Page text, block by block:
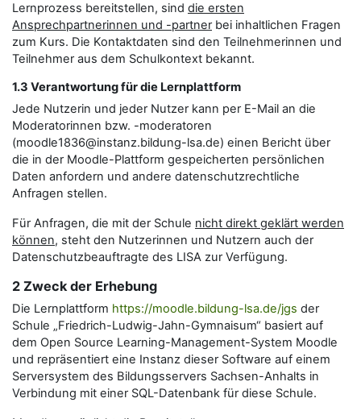
Lernprozess bereitstellen, sind die ersten
Ansprechpartnerinnen und -partnerbei inhaltlichen Fragen
zum Kurs. Die Kontaktdaten sind den Teilnehmerinnen und
Teilnehmer aus dem Schulkontext bekannt.
1.3 Verantwortung für die Lernplattform
Jede Nutzerin und jeder Nutzer kann per E-Mail an die
Moderatorinnen bzw. -moderatoren
(moodle1836@instanz.bildung-lsa.de) einen Bericht über
die in der Moodle-Plattform gespeicherten persönlichen
Daten anfordern und andere datenschutzrechtliche
Anfragen stellen.
Für Anfragen, die mit der Schule nicht direkt geklärt werden
können, steht den Nutzerinnen und Nutzern auch der
Datenschutzbeauftragte des LISA zur Verfügung.
2 Zweck der Erhebung
Die Lernplattform https://moodle.bildung-lsa.de/jgs der
Schule „Friedrich-Ludwig-Jahn-Gymnaisum“ basiert auf
dem Open Source Learning-Management-System Moodle
und repräsentiert eine Instanz dieser Software auf einem
Serversystem des Bildungsservers Sachsen-Anhalts in
Verbindung mit einer SQL-Datenbank für diese Schule.